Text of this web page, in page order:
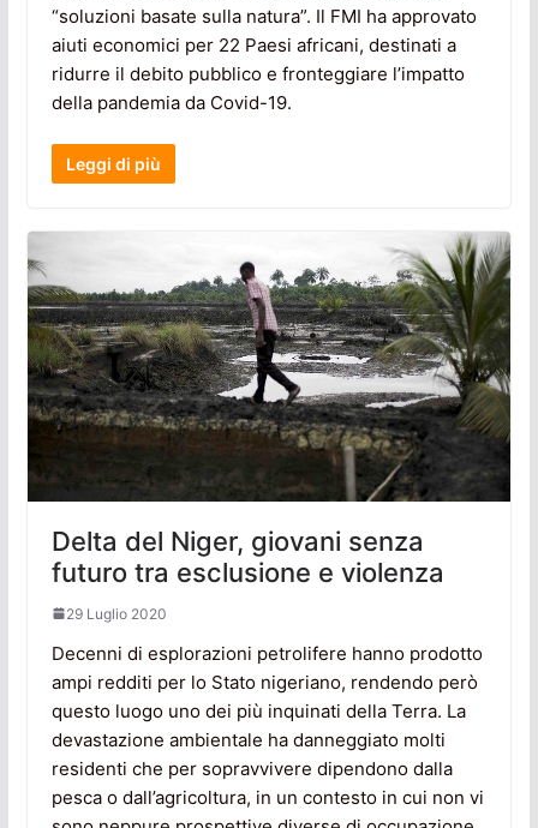
“soluzioni basate sulla natura”. Il FMI ha approvato
aiuti economici per 22 Paesi africani, destinati a
ridurre il debito pubblico e fronteggiare l’impatto
della pandemia da Covid-19.
Leggi di più
Delta del Niger, giovani senza
futuro tra esclusione e violenza
29 Luglio 2020
Decenni di esplorazioni petrolifere hanno prodotto
ampi redditi per lo Stato nigeriano, rendendo però
questo luogo uno dei più inquinati della Terra. La
devastazione ambientale ha danneggiato molti
residenti che per sopravvivere dipendono dalla
pesca o dall’agricoltura, in un contesto in cui non vi